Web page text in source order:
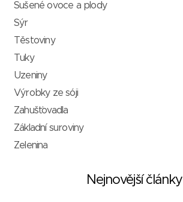
Sušené ovoce a plody
Sýr
Těstoviny
Tuky
Uzeniny
Výrobky ze sóji
Zahušťovadla
Základní suroviny
Zelenina
Nejnovější články